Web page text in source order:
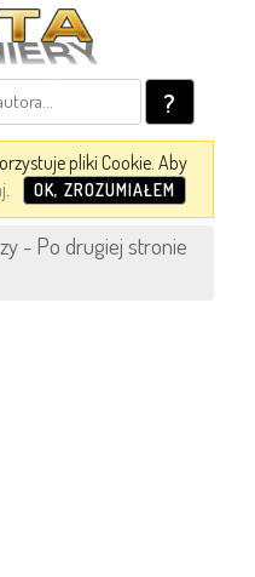
?
pliki Cookie. Aby
. OK, ZROZUMIAŁEM
- Po drugiej stronie